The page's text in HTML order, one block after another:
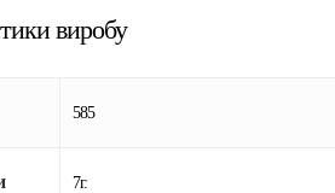
виробу
585
7г.